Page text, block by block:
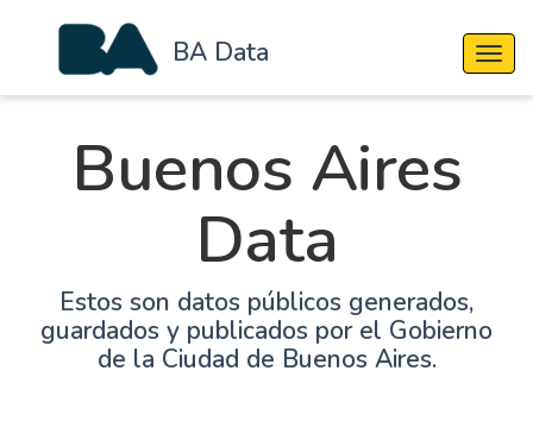
BA Data
Buenos Aires
Data
Estos son datos públicos generados,
guardados y publicados por el Gobierno
de la Ciudad de Buenos Aires.